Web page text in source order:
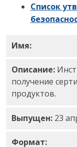
Список
Имя:Заявка на
Описание:
получение
продуктов.
Выпущен: 23
Формат: